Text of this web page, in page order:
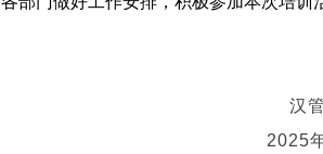
汉
2025